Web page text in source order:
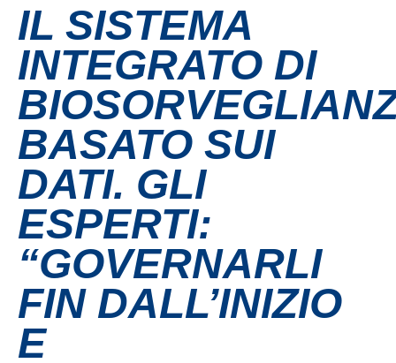
Eventi
Archivio
Contatti
Grandi eventi
Ospedale Virtuale
MotoRare
IL SISTEMA
INTEGRATO DI
BASATO SUI
DATI. GLI
ESPERTI:
“GOVERNARLI
FIN DALL’INIZIO
E